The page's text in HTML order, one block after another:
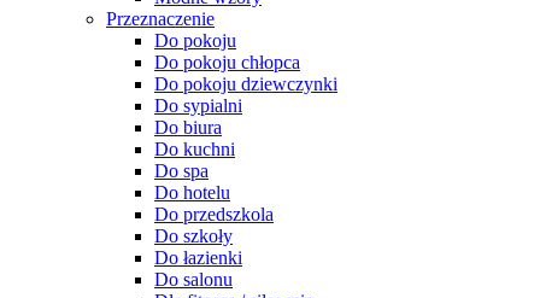
Przeznaczenie
Do pokoju
Do pokoju chłopca
Do pokoju dziewczynki
Do sypialni
Do biura
Do kuchni
Do spa
Do hotelu
Do przedszkola
Do szkoły
Do łazienki
Do salonu